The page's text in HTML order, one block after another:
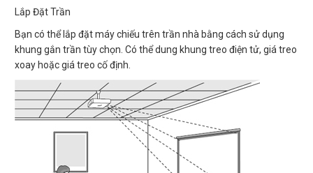
Lắp Đặt Trần
Bạn có thể lắp đặt máy chiếu trên trần nhà bằng cách sử dụng
khung gắn trần tùy chọn. Có thể dung khung treo điện tử, giá treo
xoay hoặc giá treo cố định.